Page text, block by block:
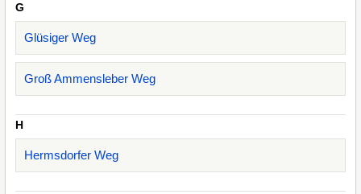
G
Glüsiger Weg
Groß Ammensleber Weg
H
Hermsdorfer Weg